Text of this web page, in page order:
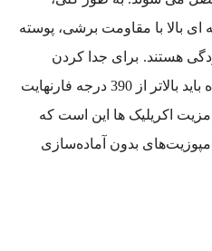
ای بالا با مقاومت برشی، پوسته
هستند. برای جدا کردن
چسب، چسب اکریلیک پخته شده باید بالاتر از 390 درجه فارنهایت
اکریلیک ها این است که
بدون آماده‌سازی